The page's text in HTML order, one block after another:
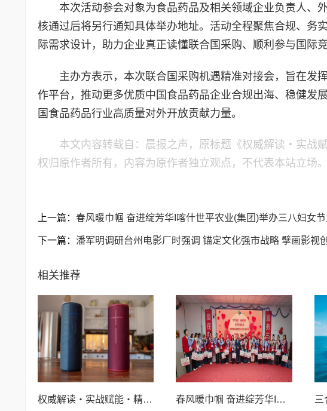
本次活动参会对象为食品药品及相关领域企业负责人、
核通过后将另行通知具体举办地址。活动全程聚焦合规、务
际需求设计，助力企业真正读懂联合国采购、顺利参与国际竞
主办方表示，本次联合国采购机遇精准对接会，旨在发
作平台，推动更多优质中国食品药品企业合规出海、稳健发
国食品药品行业高质量对外开放贡献力量。
本文内容转载自：晨报之声，原标题《权威解读・实战
权归原作者所有，内容为原作者独立观点，不代表本站立场
上一篇： 春风暖巾帼 奋进绽芳华I喀什世平农业(集团)举办三八妇女
下一篇： 潘军明调研台州电影厂时强调 锚定文化强市战略 擘画影视
相关推荐
权威解读・实战赋能・精准对接 助力企业直通联合国全球采购 春风暖巾帼 奋进绽芳华I喀什世平农业(集团)举办三八妇女节主题活动